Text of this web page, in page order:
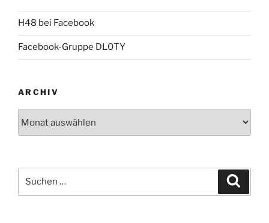
H48 bei Facebook
Facebook-Gruppe DL0TY
ARCHIV
nach: